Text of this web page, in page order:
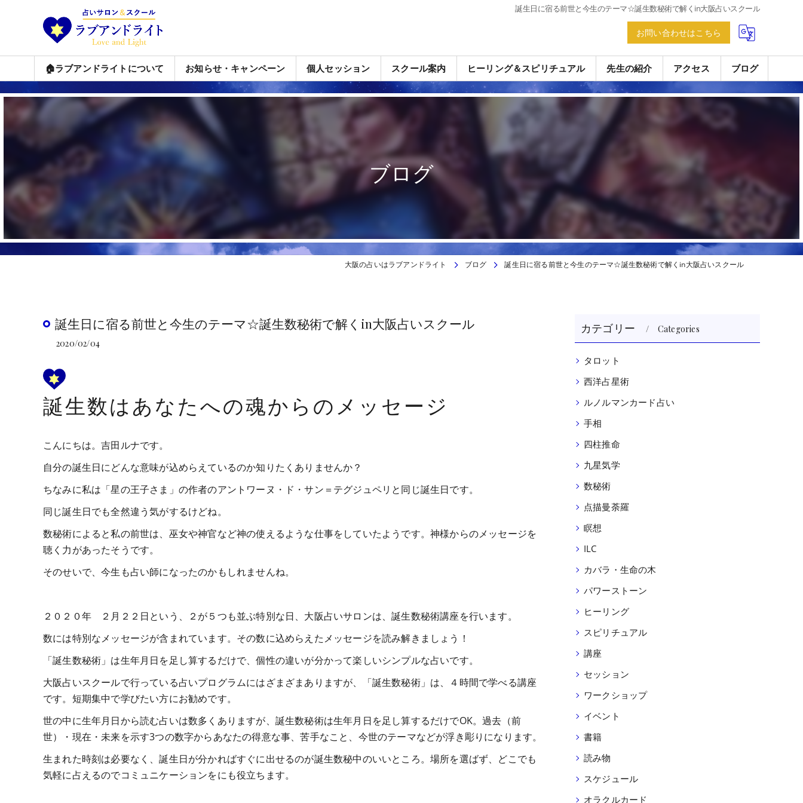
誕生日に宿る前世と今生のテーマ☆誕生数秘術で解くin大阪占いスクール
お問い合わせはこちら
🏠ラブアンドライトについて お知らせ・キャンペーン 個人セッション スクール案内 ヒーリング＆スピリチュアル 先生の紹介 アクセス ブログ
ブログ
大阪の占いはラブアンドライト ブログ 誕生日に宿る前世と今生のテーマ☆誕生数秘術で解くin大阪占いスクール
誕生日に宿る前世と今生のテーマ☆誕生数秘術で解くin大阪占いスクール
2020/02/04
誕生数はあなたへの魂からのメッセージ
こんにちは。吉田ルナです。
自分の誕生日にどんな意味が込めらえているのか知りたくありませんか？
ちなみに私は「星の王子さま」の作者のアントワーヌ・ド・サン＝テグジュペリと同じ誕生日です。
同じ誕生日でも全然違う気がするけどね。
数秘術によると私の前世は、巫女や神官など神の使えるような仕事をしていたようです。神様からのメッセージを
聴く力があったそうです。
そのせいで、今生も占い師になったのかもしれませんね。
２０２０年 ２月２２日という、２が５つも並ぶ特別な日、大阪占いサロンは、誕生数秘術講座を行います。
数には特別なメッセージが含まれています。その数に込めらえたメッセージを読み解きましょう！
「誕生数秘術」は生年月日を足し算するだけで、個性の違いが分かって楽しいシンプルな占いです。
大阪占いスクールで行っている占いプログラムにはざまざまありますが、「誕生数秘術」は、４時間で学べる講座
です。短期集中で学びたい方にお勧めです。
世の中に生年月日から読む占いは数多くありますが、誕生数秘術は生年月日を足し算するだけでOK。過去（前
世）・現在・未来を示す3つの数字からあなたの得意な事、苦手なこと、今世のテーマなどが浮き彫りになります。
生まれた時刻は必要なく、誕生日が分かればすぐに出せるのが誕生数秘中のいいところ。場所を選ばず、どこでも
気軽に占えるのでコミュニケーションをにも役立ちます。
カテゴリー Categories
タロット
西洋占星術
ルノルマンカード占い
手相
四柱推命
九星気学
数秘術
点描曼荼羅
瞑想
ILC
カバラ・生命の木
パワーストーン
ヒーリング
スピリチュアル
講座
セッション
ワークショップ
イベント
書籍
読み物
スケジュール
オラクルカード